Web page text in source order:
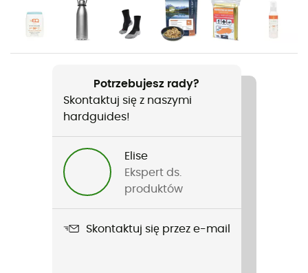
Nazwa produktu
Potrzebujesz rady?
Skontaktuj się z naszymi
hardguides!
Elise
Ekspert ds.
produktów
Skontaktuj się przez e-mail